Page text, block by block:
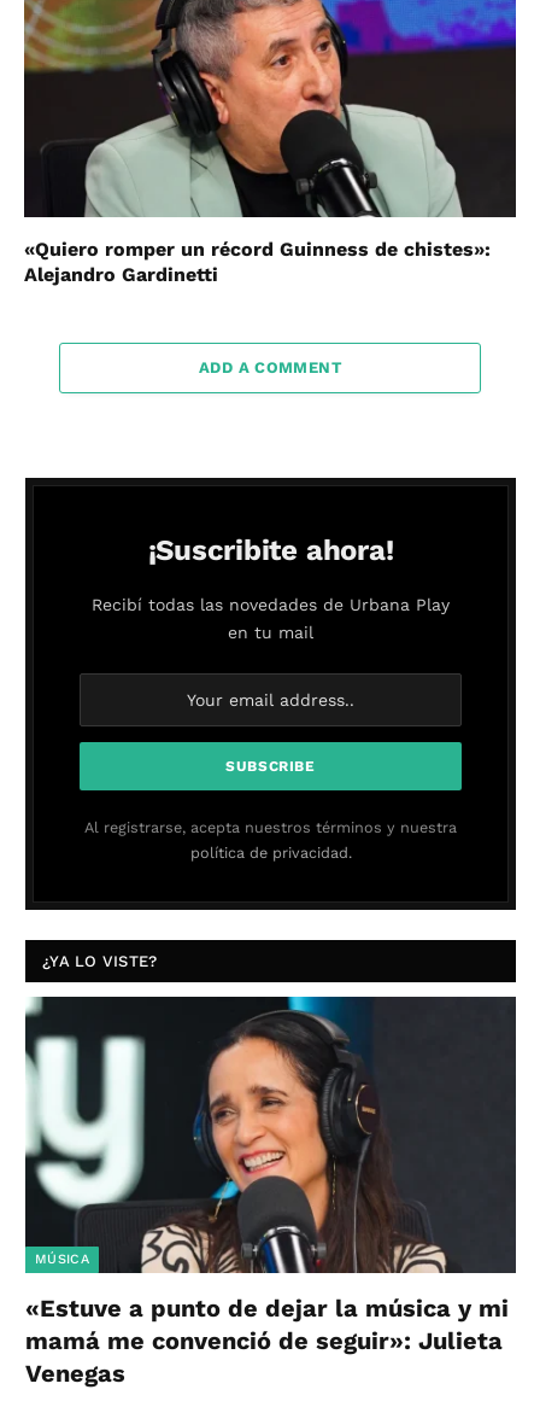
«Quiero romper un récord Guinness de chistes»:
Alejandro Gardinetti
ADD A COMMENT
¡Suscribite ahora!
Recibí todas las novedades de Urbana Play
en tu mail
Al registrarse, acepta nuestros términos y nuestra
política de privacidad.
¿YA LO VISTE?
MÚSICA
«Estuve a punto de dejar la música y mi
mamá me convenció de seguir»: Julieta
Venegas